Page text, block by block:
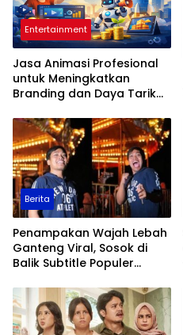
Entertainment
Jasa Animasi Profesional
untuk Meningkatkan
Branding dan Daya Tarik
Berita
Penampakan Wajah Lebah
Ganteng Viral, Sosok di
Balik Subtitle Populer